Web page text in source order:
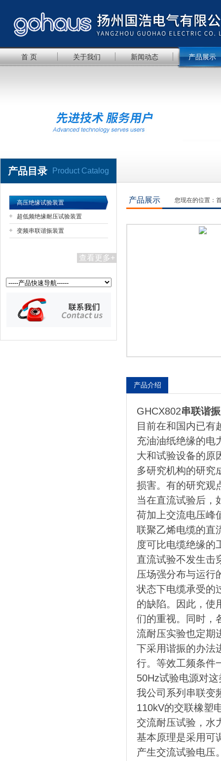
首 页 关于我们 新闻动态 产品展示
产品目录 Product Catalog
高压绝缘试验装置
超低频绝缘耐压试验装置
变频串联谐振装置
查看更多+
产品展示 您现在的位置：
产品介绍
GHCX802串联谐
目前在和国内已有
充油油纸绝缘的电
大和试验设备的原
多研究机构的研究
损害。有的研究观
当在直流试验后，
荷加上交流电压峰
联聚乙烯电缆的直
度可比电缆绝缘的
直流试验不发生击
压场强分布与运行
状态下电缆承受的
的缺陷。因此，使
们的重视。同时，
流耐压实验也定期
下采用谐振的办法
行。等效工频条件
50Hz试验电源对
我公司系列串联变
110kV的交联橡塑
交流耐压试验，水
基本原理是采用可
产生交流试验电压